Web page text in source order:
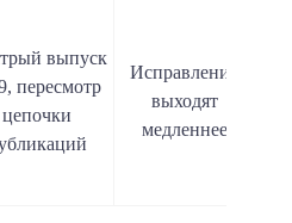
выпуск
пересмотр
цепочки
Исправления
выходят
медленнее